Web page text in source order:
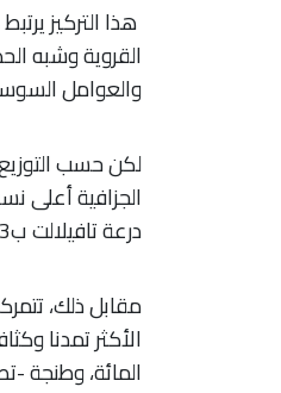
هذا التركيز
القروية وشبه
والعوامل
لكن حسب
درعة تافيلالت ب41,3 في المائة، وجهة كلميم–واد نون ب39,8 في المائة.
مقابل ذلك،
المائة، وطنجة -تطوان